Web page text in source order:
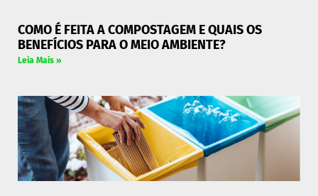
COMO É FEITA A COMPOSTAGEM E QUAIS OS
BENEFÍCIOS PARA O MEIO AMBIENTE?
Leia Mais »